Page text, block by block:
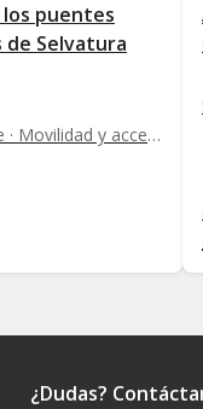
los puentes
de Selvatura
Monteverde · Movilidad y acceso a monumentos
¿Dudas?